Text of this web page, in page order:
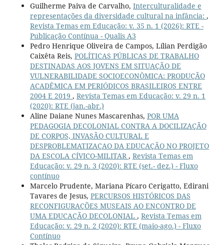
Guilherme Paiva de Carvalho, Interculturalidade e
representações da diversidade cultural na infância: ,
Revista Temas em Educação: v. 35 n. 1 (2026): RTE -
Publicação Contínua - Qualis A3
Pedro Henrique Oliveira de Campos, Lílian Perdigão
Caixêta Reis, POLÍTICAS PÚBLICAS DE TRABALHO
DESTINADAS AOS JOVENS EM SITUAÇÃO DE
VULNERABILIDADE SOCIOECONÔMICA: PRODUÇÃO
ACADÊMICA EM PERIÓDICOS BRASILEIROS ENTRE
2004 E 2019 , Revista Temas em Educação: v. 29 n. 1
(2020): RTE (jan.-abr.)
Aline Daiane Nunes Mascarenhas, POR UMA
PEDAGOGIA DECOLONIAL CONTRA A DOCILIZAÇÃO
DE CORPOS, INVASÃO CULTURAL E
DESPROBLEMATIZAÇAO DA EDUCAÇÃO NO PROJETO
DA ESCOLA CÍVICO-MILITAR , Revista Temas em
Educação: v. 29 n. 3 (2020): RTE (set.- dez.) - Fluxo
contínuo
Marcelo Prudente, Mariana Pícaro Cerigatto, Edirani
Tavares de Jesus, PERCURSOS HISTÓRICOS DAS
RECONFIGURAÇÕES MUSEAIS AO ENCONTRO DE
UMA EDUCAÇÃO DECOLONIAL , Revista Temas em
Educação: v. 29 n. 2 (2020): RTE (maio-ago.) - Fluxo
Contínuo